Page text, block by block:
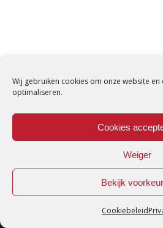
Wij gebruiken cookies om onze website en
optimaliseren.
Cookies
Weiger
Bekijk
Cookiebeleid
Loredana © Made with love by